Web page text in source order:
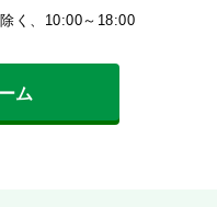
く、10:00～18:00
ム